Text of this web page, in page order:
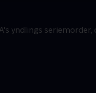
yndlings